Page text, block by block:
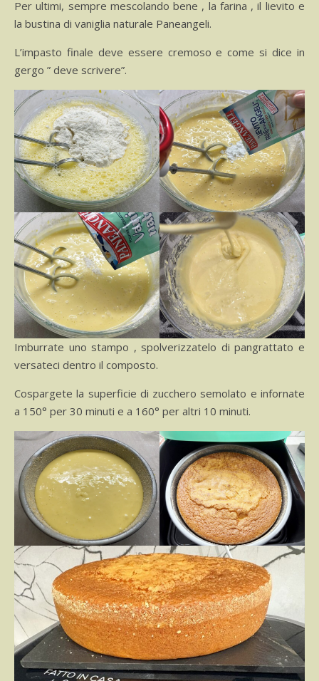
Per ultimi, sempre mescolando bene , la farina , il lievito e
la bustina di vaniglia naturale Paneangeli.
L’impasto finale deve essere cremoso e come si dice in
gergo ” deve scrivere”.
Imburrate uno stampo , spolverizzatelo di pangrattato e
versateci dentro il composto.
Cospargete la superficie di zucchero semolato e infornate
a 150° per 30 minuti e a 160° per altri 10 minuti.